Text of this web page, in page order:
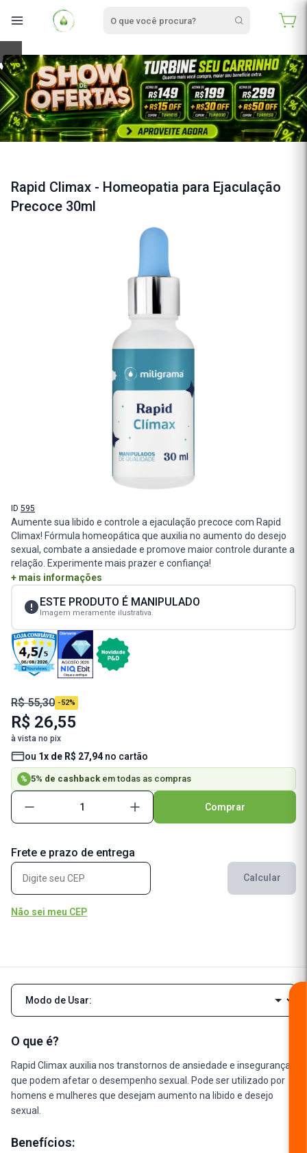
Rapid Climax - Homeopatia para Ejaculação
Precoce 30ml
ID 595
Aumente sua libido e controle a ejaculação precoce com Rapid
Climax! Fórmula homeopática que auxilia no aumento do desejo
sexual, combate a ansiedade e promove maior controle durante a
relação. Experimente mais prazer e confiança!
+ mais informações
ESTE PRODUTO É MANIPULADO
Imagem meramente ilustrativa.
R$ 55,30 -52%
R$ 26,55
à vista no pix
ou 1x de R$ 27,94 no cartão
% 5% de cashback em todas as compras
Comprar
Frete e prazo de entrega
Calcular
Não sei meu CEP
Navegar pelas seções da descrição
O que é?
Rapid Climax auxilia nos transtornos de ansiedade e insegurança
que podem afetar o desempenho sexual. Pode ser utilizado por
homens e mulheres que desejam aumento na libido e desejo
sexual.
Benefícios: